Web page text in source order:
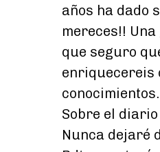
años ha dado
mereces!!
que seguro
enriquecereis
conocimientos.
Sobre el
Nunca dejaré